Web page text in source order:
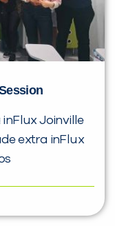
inFlux Joinville
extra inFlux